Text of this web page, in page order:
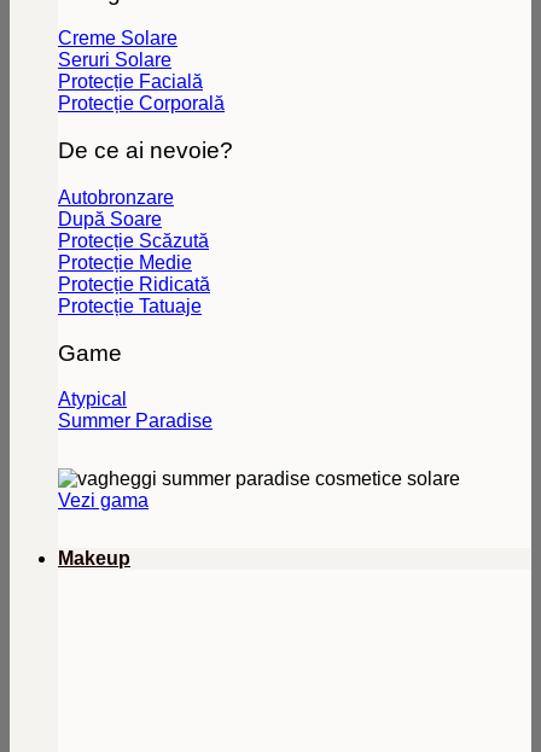
Creme Solare
Seruri Solare
Protecție Facială
Protecție Corporală
De ce ai nevoie?
Autobronzare
După Soare
Protecție Scăzută
Protecție Medie
Protecție Ridicată
Protecție Tatuaje
Game
Atypical
Summer Paradise
Vezi gama
Makeup